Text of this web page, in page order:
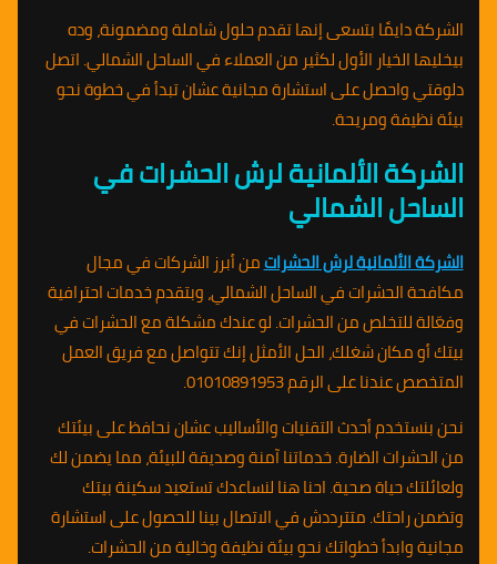
الشركة دايمًا بتسعى إنها تقدم حلول شاملة ومضمونة، وده
بيخليها الخيار الأول لكثير من العملاء في الساحل الشمالي. اتصل
دلوقتي واحصل على استشارة مجانية عشان تبدأ في خطوة نحو
بيئة نظيفة ومريحة.
الشركة الألمانية لرش الحشرات في
الساحل الشمالي
الشركة الألمانية لرش الحشراتمن أبرز الشركات في مجال
مكافحة الحشرات في الساحل الشمالي، وبتقدم خدمات احترافية
وفعّالة للتخلص من الحشرات. لو عندك مشكلة مع الحشرات في
بيتك أو مكان شغلك، الحل الأمثل إنك تتواصل مع فريق العمل
المتخصص عندنا على الرقم 01010891953.
نحن بنستخدم أحدث التقنيات والأساليب عشان نحافظ على بيئتك
من الحشرات الضارة. خدماتنا آمنة وصديقة للبيئة، مما يضمن لك
ولعائلتك حياة صحية. احنا هنا لنساعدك تستعيد سكينة بيتك
وتضمن راحتك. متترددش في الاتصال بينا للحصول على استشارة
مجانية وابدأ خطواتك نحو بيئة نظيفة وخالية من الحشرات.